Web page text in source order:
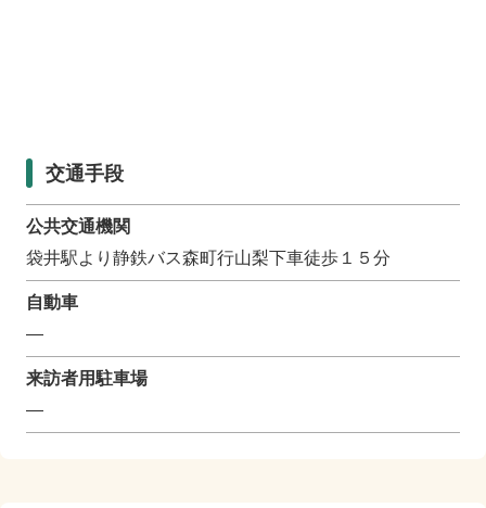
交通手段
公共交通機関
袋井駅より静鉄バス森町行山梨下車徒歩１５分
自動車
―
来訪者用駐車場
―